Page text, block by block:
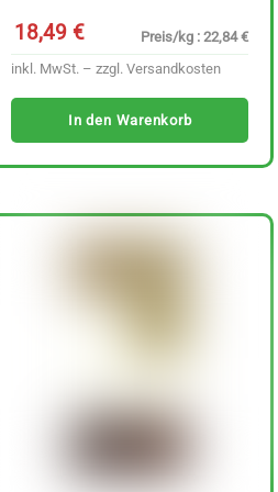
18,49 €
Preis/kg : 22,84 €
inkl. MwSt. – zzgl.Versandkosten
In den Warenkorb